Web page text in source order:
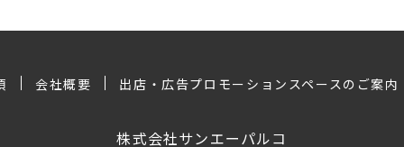
会社概要 出店・広告プロモーションスペースのご案内
株式会社サンエーパルコ